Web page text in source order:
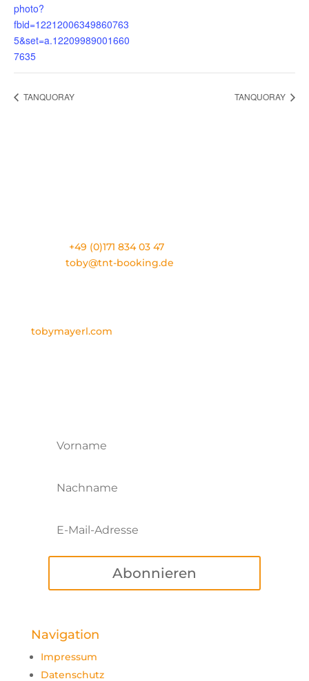
photo?
fbid=12212006349860763
5&set=a.12209989001660
7635
TANQUORAY TANQUORAY
+49 (0)171 834 03 47
toby@tnt-booking.de
tobymayerl.com
Abonnieren
Navigation
Impressum
Datenschutz